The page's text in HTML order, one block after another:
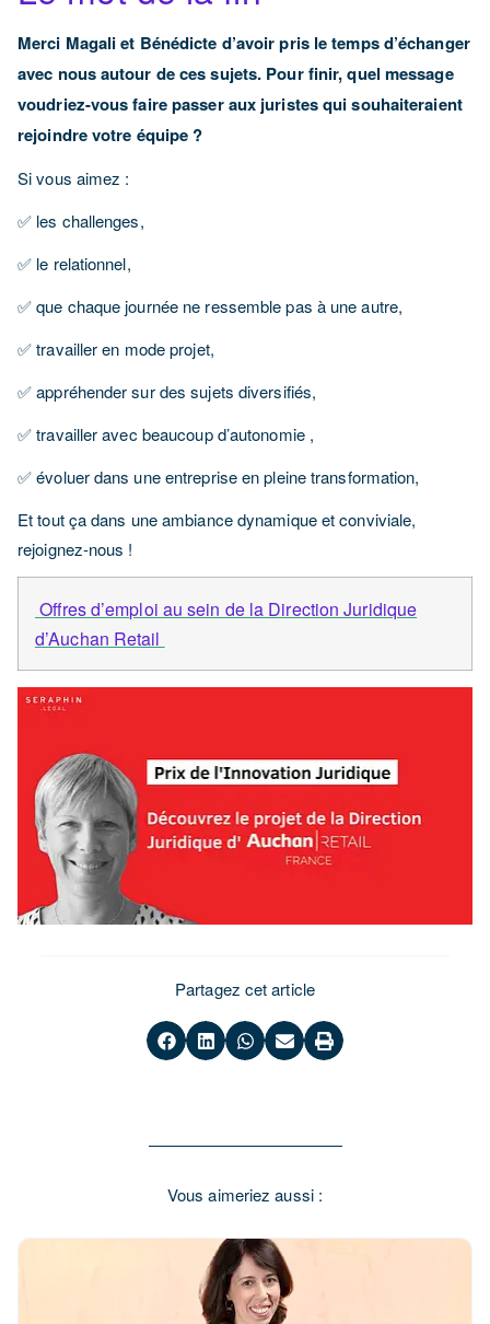
Merci Magali et Bénédicte d’avoir pris le temps d’échanger
avec nous autour de ces sujets. Pour finir, quel message
voudriez-vous faire passer aux juristes qui souhaiteraient
rejoindre votre équipe ?
Si vous aimez :
✅ les challenges,
✅ le relationnel,
✅ que chaque journée ne ressemble pas à une autre,
✅ travailler en mode projet,
✅ appréhender sur des sujets diversifiés,
✅ travailler avec beaucoup d’autonomie ,
✅ évoluer dans une entreprise en pleine transformation,
Et tout ça dans une ambiance dynamique et conviviale,
rejoignez-nous !
️ Offres d’emploi au sein de la Direction Juridique
d’Auchan Retail
Partagez cet article
Vous aimeriez aussi :